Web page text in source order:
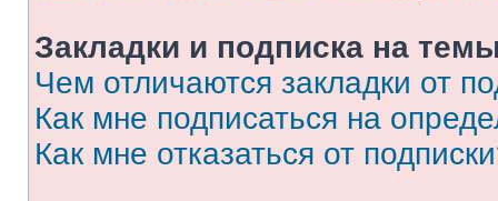
Закладки и подписка на
Чем отличаются закладки от
Как мне подписаться на
Как мне отказаться от